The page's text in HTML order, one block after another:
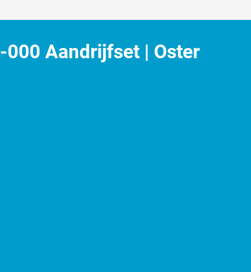
Aandrijfset | Oster